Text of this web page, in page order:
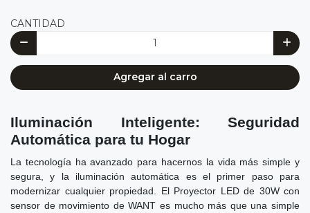
CANTIDAD
Agregar al carro
Iluminación Inteligente: Seguridad
Automática para tu Hogar
La tecnología ha avanzado para hacernos la vida más simple y
segura, y la iluminación automática es el primer paso para
modernizar cualquier propiedad. El Proyector LED de 30W con
sensor de movimiento de WANT es mucho más que una simple